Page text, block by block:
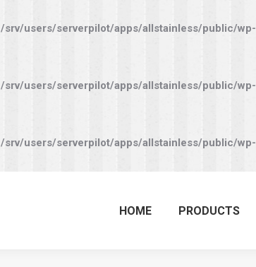
/srv/users/serverpilot/apps/allstainless/public/wp-
/srv/users/serverpilot/apps/allstainless/public/wp-
/srv/users/serverpilot/apps/allstainless/public/wp-
HOME PRODUCTS